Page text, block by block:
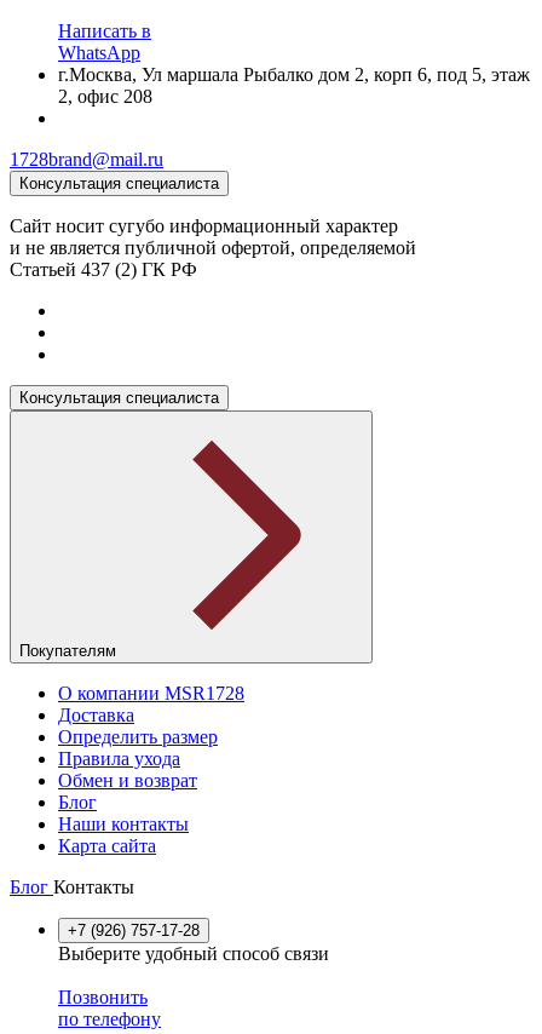
Написать в
WhatsApp
г.Москва, Ул маршала Рыбалко дом 2, корп 6, под 5, этаж
2, офис 208
1728brand@mail.ru
Консультация специалиста
Сайт носит сугубо информационный характер
и не является публичной офертой, определяемой
Статьей 437 (2) ГК РФ
Консультация специалиста
Покупателям
О компании MSR1728
Доставка
Определить размер
Правила ухода
Обмен и возврат
Блог
Наши контакты
Карта сайта
Блог Контакты
+7 (926) 757-17-28
Выберите удобный способ связи
Позвонить
по телефону